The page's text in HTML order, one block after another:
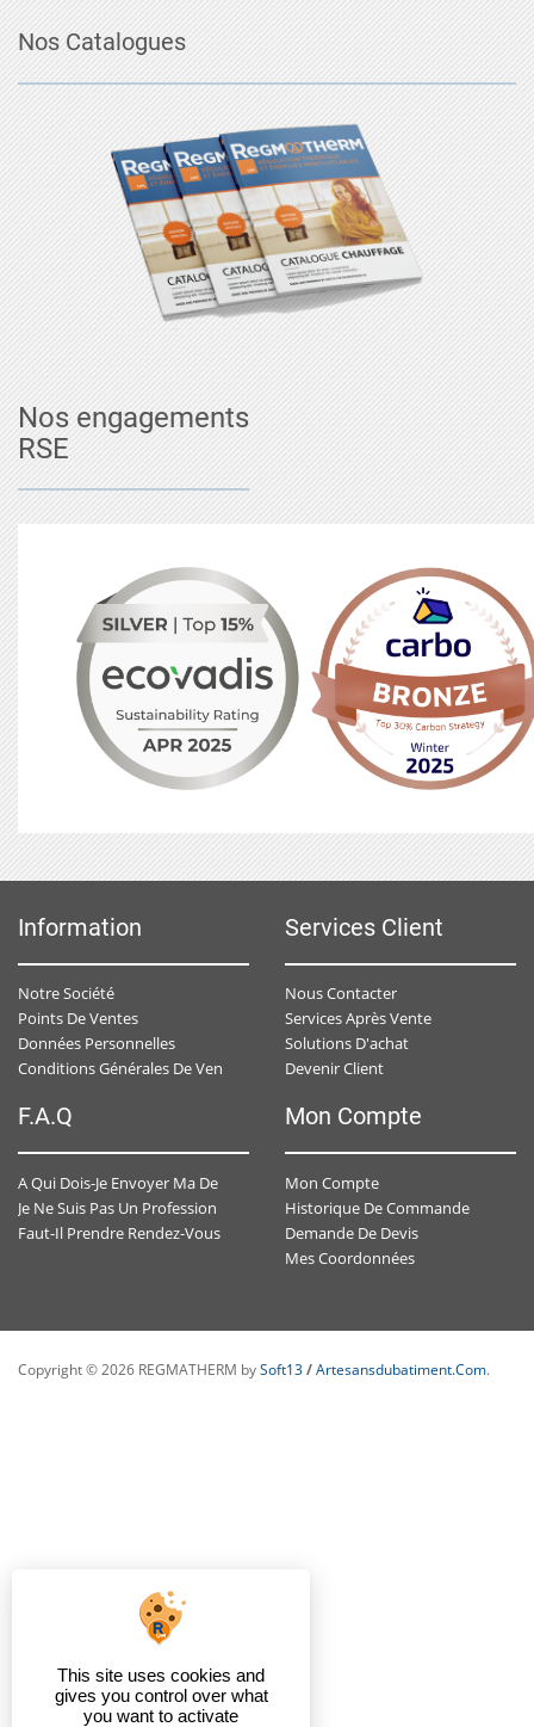
Nos Catalogues
Nos engagements
RSE
Information
Notre Société
Points De Ventes
Données Personnelles
Services Client
Nous Contacter
Services Après Vente
Solutions D'achat
Devenir Client
F.A.Q Mon Compte
Mon Compte
Historique De Commande
Demande De Devis
Mes Coordonnées
Copyright © 2026 REGMATHERM bySoft13/Artesansdubatiment.com.
This site uses cookies and
gives you control over what
you want to activate